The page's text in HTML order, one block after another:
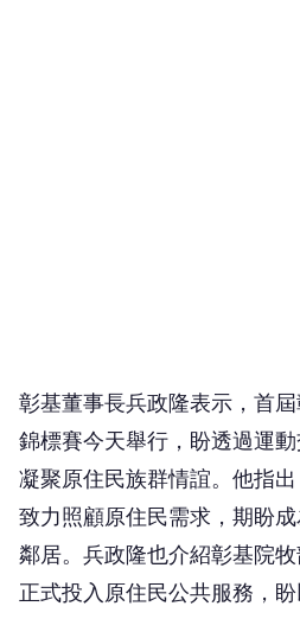
彰基董事長兵政隆表示，首
錦標賽今天舉行，盼透過運
凝聚原住民族群情誼。他指
致力照顧原住民需求，期盼
鄰居。兵政隆也介紹彰基院
正式投入原住民公共服務，